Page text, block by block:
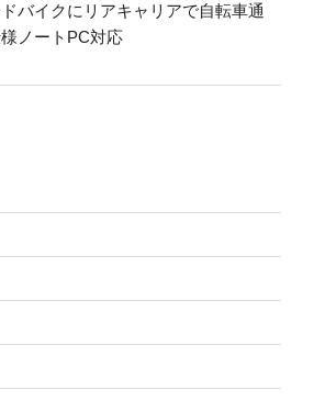
バイクにリアキャリアで自転車通
ノートPC対応